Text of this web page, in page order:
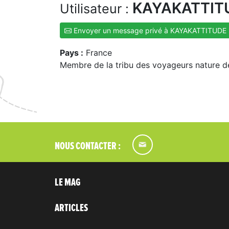
Utilisateur :
Envoyer un message privé à KAYAKATTITUDE
Pays : France
Membre de la tribu des voyageurs nature
NOUS CONTACTER :
LE MAG
ARTICLES